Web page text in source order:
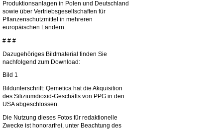
Produktionsanlagen in Polen und Deutschland
sowie über Vertriebsgesellschaften für
Pflanzenschutzmittel in mehreren
europäischen Ländern.
# # #
Dazugehöriges Bildmaterial finden Sie
nachfolgend zum Download:
Bild 1
Bildunterschrift: Qemetica hat die Akquisition
des Siliziumdioxid-Geschäfts von PPG in den
USA abgeschlossen.
Die Nutzung dieses Fotos für redaktionelle
Zwecke ist honorarfrei, unter Beachtung des